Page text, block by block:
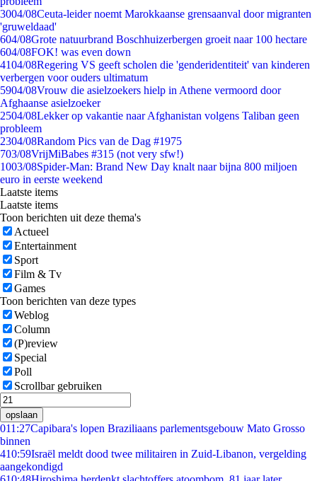
3004/08Ceuta-leider noemt Marokkaanse grensaanval door migranten
'gruweldaad'
604/08Grote natuurbrand Boschhuizerbergen groeit naar 100 hectare
604/08FOK! was even down
4104/08Regering VS geeft scholen die 'genderidentiteit' van kinderen
verbergen voor ouders ultimatum
5904/08Vrouw die asielzoekers hielp in Athene vermoord door
Afghaanse asielzoeker
2504/08Lekker op vakantie naar Afghanistan volgens Taliban geen
probleem
2304/08Random Pics van de Dag #1975
703/08VrijMiBabes #315 (not very sfw!)
1003/08Spider-Man: Brand New Day knalt naar bijna 800 miljoen
euro in eerste weekend
Laatste items
Laatste items
Toon berichten uit deze thema's
Actueel
Entertainment
Sport
Film & Tv
Games
Toon berichten van deze types
Weblog
Column
(P)review
Special
Poll
Scrollbar gebruiken
opslaan
011:27Capibara's lopen Braziliaans parlementsgebouw Mato Grosso
binnen
410:59Israël meldt dood twee militairen in Zuid-Libanon, vergelding
aangekondigd